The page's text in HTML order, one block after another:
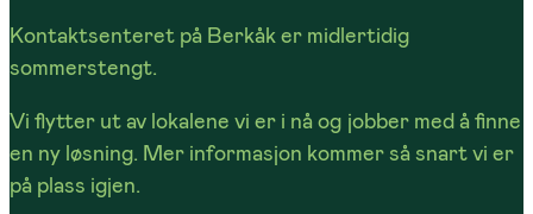
Kontaktsenteret på Berkåk er midlertidig
sommerstengt.
Vi flytter ut av lokalene vi er i nå og jobber med å finne
en ny løsning. Mer informasjon kommer så snart vi er
på plass igjen.